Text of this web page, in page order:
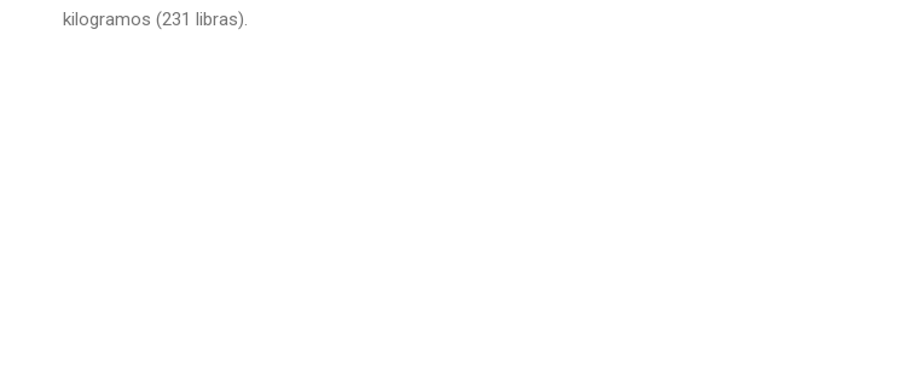
kilogramos (231 libras).